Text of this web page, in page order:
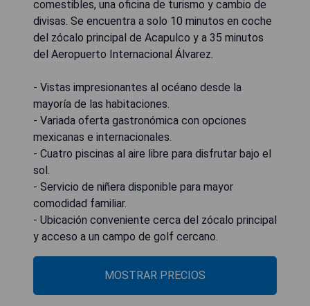
comestibles, una oficina de turismo y cambio de
divisas. Se encuentra a solo 10 minutos en coche
del zócalo principal de Acapulco y a 35 minutos
del Aeropuerto Internacional Álvarez.
- Vistas impresionantes al océano desde la
mayoría de las habitaciones.
- Variada oferta gastronómica con opciones
mexicanas e internacionales.
- Cuatro piscinas al aire libre para disfrutar bajo el
sol.
- Servicio de niñera disponible para mayor
comodidad familiar.
- Ubicación conveniente cerca del zócalo principal
y acceso a un campo de golf cercano.
MOSTRAR PRECIOS